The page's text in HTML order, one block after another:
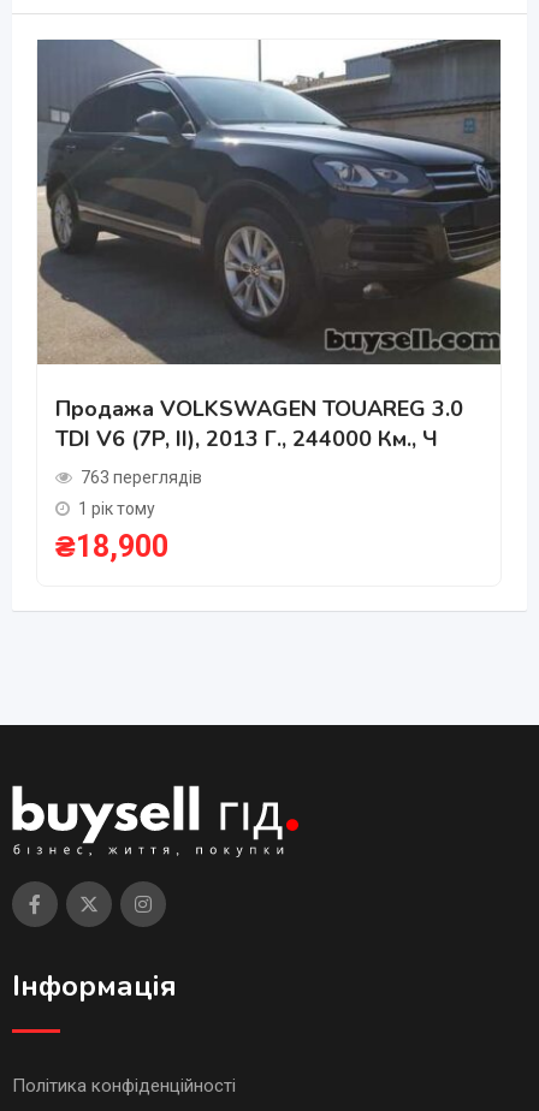
Продажа VOLKSWAGEN TOUAREG 3.0
TDI V6 (7P, II), 2013 Г., 244000 Км., Ч
763 переглядів
1 рік тому
₴18,900
Інформація
Політика конфіденційності